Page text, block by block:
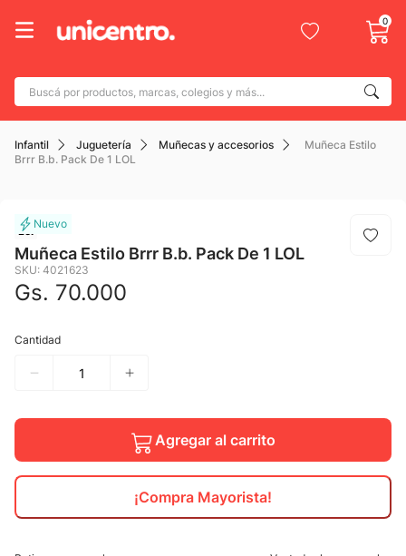
0
Buscá por productos, marcas, colegios y más...
Infantil Juguetería Muñecas y accesorios
Muñeca Estilo
Brrr B.b. Pack De 1 LOL
Lol
Muñeca Estilo Brrr B.b. Pack De 1 LOL
SKU: 4021623
Gs. 70.000
Cantidad
Agregar al carrito
¡Compra Mayorista!
Términos más buscados
1. adidas
4. mochila
5. botin
7.
nike